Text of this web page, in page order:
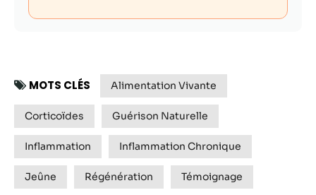
MOTS CLÉS Alimentation Vivante
Corticoïdes Guérison Naturelle
Inflammation Inflammation Chronique
Jeûne Régénération Témoignage